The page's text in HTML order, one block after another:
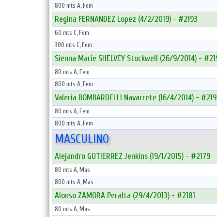
800 mts A, Fem
Regina FERNANDEZ Lopez (4/2/2019) - #2193
60 mts C, Fem
300 mts C, Fem
Sienna Marie SHELVEY Stockwell (26/9/2014) -
80 mts A, Fem
800 mts A, Fem
Valeria BOMBARDELLI Navarrete (16/4/2014) -
80 mts A, Fem
800 mts A, Fem
MASCULINO
Alejandro GUTIERREZ Jenkins (19/1/2015) - #2179
80 mts A, Mas
800 mts A, Mas
Alonso ZAMORA Peralta (29/4/2013) - #2181
80 mts A, Mas